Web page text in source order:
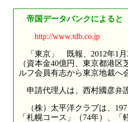
帝国データバンクによると
http://www.tdb.co.jp
「東京」 既報、2012年1月
（資本金40億円、東京都港
ルフ会員有志から東京地裁へ
申請代理人は、西村國彦弁
（株）太平洋クラブは、
「札幌コース」（74年）、